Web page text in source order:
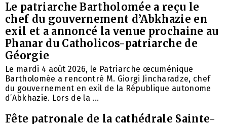
Le patriarche Bartholomée a reçu le
chef du gouvernement d’Abkhazie en
exil et a annoncé la venue prochaine au
Phanar du Catholicos-patriarche de
Géorgie
Le mardi 4 août 2026, le Patriarche œcuménique
Bartholomée a rencontré M. Giorgi Jincharadze, chef
du gouvernement en exil de la République autonome
d’Abkhazie. Lors de la ...
Fête patronale de la cathédrale Sainte-